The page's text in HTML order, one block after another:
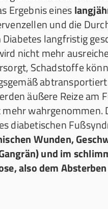
Ergebnis eines
und die
langfristig
nicht mehr
Schadstoffe
äußere Reize am
wahrgenommen.
diabetischen
Wunden,
und im
also dem